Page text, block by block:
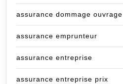
assurance dommage ouvrage
assurance emprunteur
assurance entreprise
assurance entreprise prix